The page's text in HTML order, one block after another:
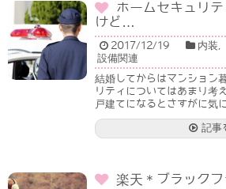
ホームセキュリ
けど…
2017/12/19 内装,
設備関連
結婚してからはマンション
リティについてはあまり考
戸建てになるとさすがに気
記事
楽天＊ブラック